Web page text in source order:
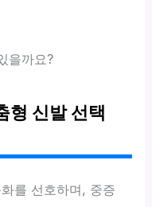
을까요?
형 신발 선택
를 선호하며, 중증